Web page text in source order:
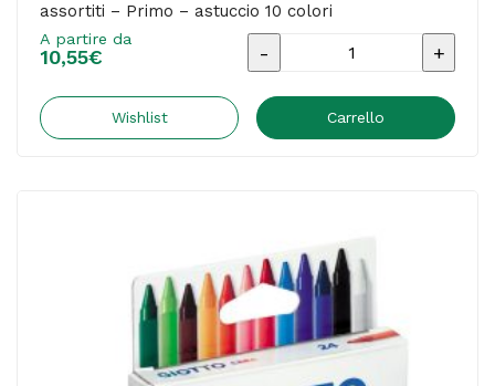
assortiti – Primo – astuccio 10 colori
A partire da
10,55€
Colori
olio
tubo
da
18ml
-
Wishlist Carrello